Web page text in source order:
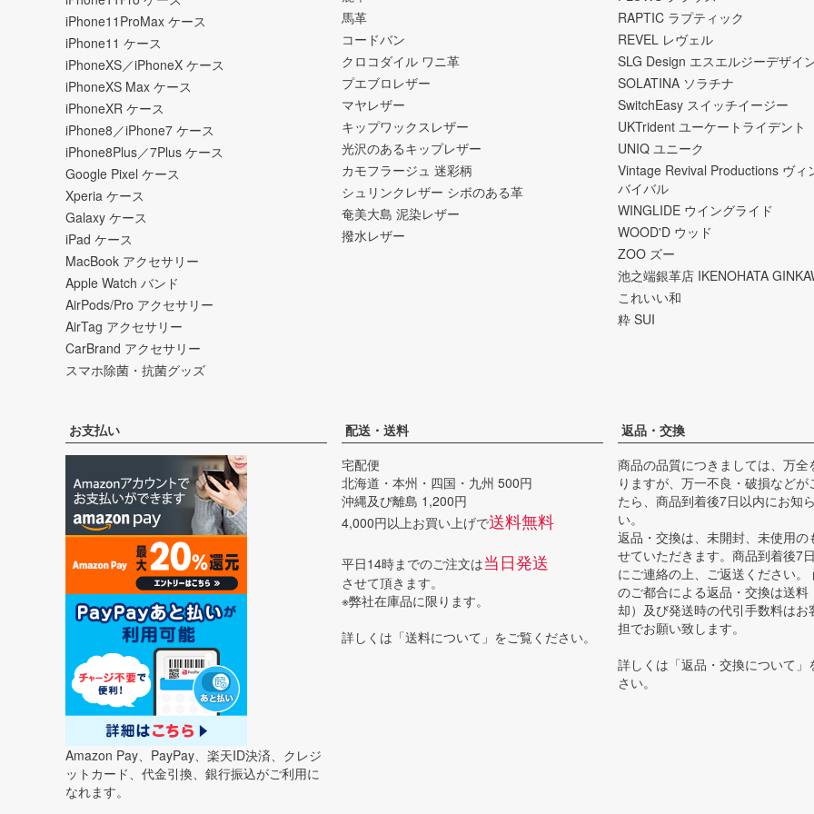
iPhone11ProMax ケース
iPhone11 ケース
iPhoneXS／iPhoneX ケース
iPhoneXS Max ケース
iPhoneXR ケース
iPhone8／iPhone7 ケース
iPhone8Plus／7Plus ケース
Google Pixel ケース
Xperia ケース
Galaxy ケース
iPad ケース
MacBook アクセサリー
Apple Watch バンド
AirPods/Pro アクセサリー
AirTag アクセサリー
CarBrand アクセサリー
スマホ除菌・抗菌グッズ
馬革
コードバン
クロコダイル ワニ革
プエブロレザー
マヤレザー
キップワックスレザー
光沢のあるキップレザー
カモフラージュ 迷彩柄
シュリンクレザー シボのある革
奄美大島 泥染レザー
撥水レザー
RAPTIC ラプティック
REVEL レヴェル
SLG Design エスエルジーデザイ
SOLATINA ソラチナ
SwitchEasy スイッチイージー
UKTrident ユーケートライデント
UNIQ ユニーク
Vintage Revival Productions ヴィ
バイバル
WINGLIDE ウイングライド
WOOD'D ウッド
ZOO ズー
池之端銀革店 IKENOHATA
これいい和
粋 SUI
お支払い
Amazon Pay、PayPay、楽天ID決済、クレジ
ットカード、代金引換、銀行振込がご利用に
なれます。
配送・送料
宅配便
北海道・本州・四国・九州 500円
沖縄及び離島 1,200円
4,000円以上お買い上げで送料無料
平日14時までのご注文は当日発送
させて頂きます。
※弊社在庫品に限ります。
詳しくは「送料について 」をご覧ください。
返品・交換
商品の品質につきましては、万全
りますが、万一不良・破損などが
たら、商品到着後7日以内にお知
い。
返品・交換は、未開封、未使用の
せていただきます。商品到着後7
にご連絡の上、ご返送ください。
のご都合による返品・交換は送料
却）及び発送時の代引手数料はお
担でお願い致します。
詳しくは「返品・交換について
さい。